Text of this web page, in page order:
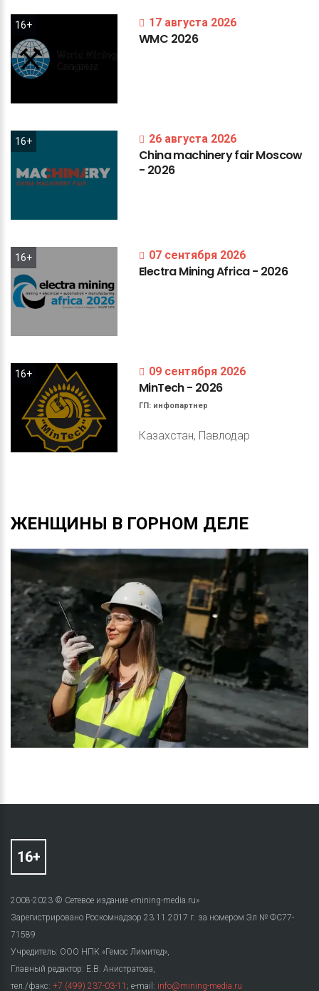
16+ 17 августа 2026
WMC 2026
16+ 26 августа 2026
ChinamachineryfairMoscow
- 2026
16+ 07 сентября 2026
ElectraMiningAfrica- 2026
16+ 09 сентября 2026
MinTech- 2026
ГП: инфопартнер
Казахстан, Павлодар
ЖЕНЩИНЫ В ГОРНОМ ДЕЛЕ
2008-2023 © Сетевое издание «mining-media.ru»
Зарегистрировано Роскомнадзор 23.11.2017 г. за номером Эл № ФС77-
71589
Учредитель: ООО НПК «Гемос Лимитед»,
Главный редактор: Е.В. Анистратова,
тел./факс: +7 (499) 237-03-11 ; e-mail: info@mining-media.ru